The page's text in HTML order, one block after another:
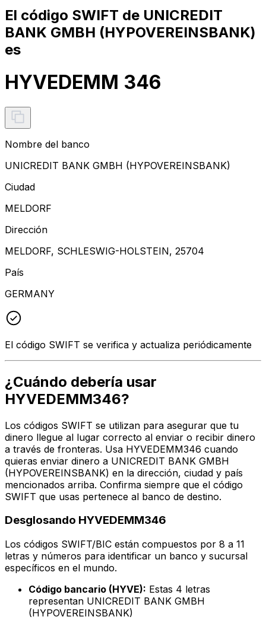
El código SWIFT de UNICREDIT
BANK GMBH (HYPOVEREINSBANK)
es
HYVEDEMM 346
Nombre del banco
UNICREDIT BANK GMBH (HYPOVEREINSBANK)
Ciudad
MELDORF
Dirección
MELDORF, SCHLESWIG-HOLSTEIN, 25704
País
GERMANY
El código SWIFT se verifica y actualiza periódicamente
¿Cuándo debería usar
HYVEDEMM346?
Los códigos SWIFT se utilizan para asegurar que tu
dinero llegue al lugar correcto al enviar o recibir dinero
a través de fronteras. Usa HYVEDEMM346 cuando
quieras enviar dinero a UNICREDIT BANK GMBH
(HYPOVEREINSBANK) en la dirección, ciudad y país
mencionados arriba. Confirma siempre que el código
SWIFT que usas pertenece al banco de destino.
Desglosando HYVEDEMM346
Los códigos SWIFT/BIC están compuestos por 8 a 11
letras y números para identificar un banco y sucursal
específicos en el mundo.
Código bancario (HYVE): Estas 4 letras
representan UNICREDIT BANK GMBH
(HYPOVEREINSBANK)